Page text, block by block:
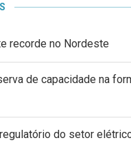
recorde no Nordeste
de capacidade na
do setor